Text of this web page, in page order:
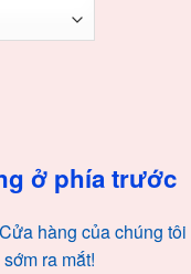
ở phía trước
hàng của chúng tôi
ra mắt!